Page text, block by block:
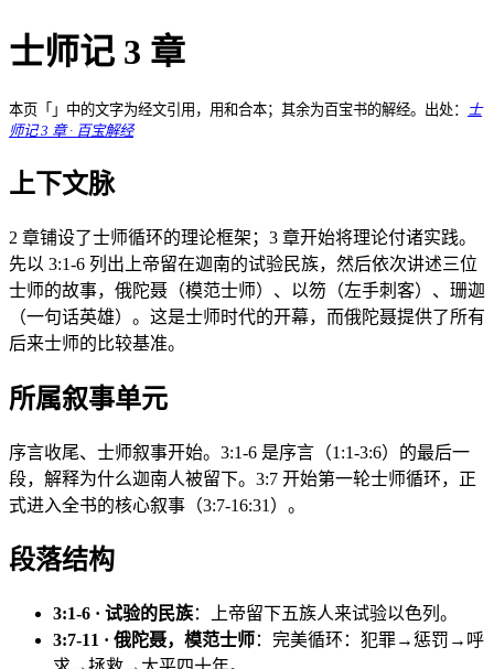
士师记 3 章
本页「」中的文字为经文引用，用和合本；其余为百宝书的解经。出处：
士
师记 3 章 · 百宝解经
上下文脉
2 章铺设了士师循环的理论框架；3 章开始将理论付诸实践。
先以 3:1-6 列出上帝留在迦南的试验民族，然后依次讲述三位
士师的故事，俄陀聂（模范士师）、以笏（左手刺客）、珊迦
（一句话英雄）。这是士师时代的开幕，而俄陀聂提供了所有
后来士师的比较基准。
所属叙事单元
序言收尾、士师叙事开始。3:1-6 是序言（1:1-3:6）的最后一
段，解释为什么迦南人被留下。3:7 开始第一轮士师循环，正
式进入全书的核心叙事（3:7-16:31）。
段落结构
3:1-6 · 试验的民族：上帝留下五族人来试验以色列。
3:7-11 · 俄陀聂，模范士师：完美循环：犯罪→惩罚→呼